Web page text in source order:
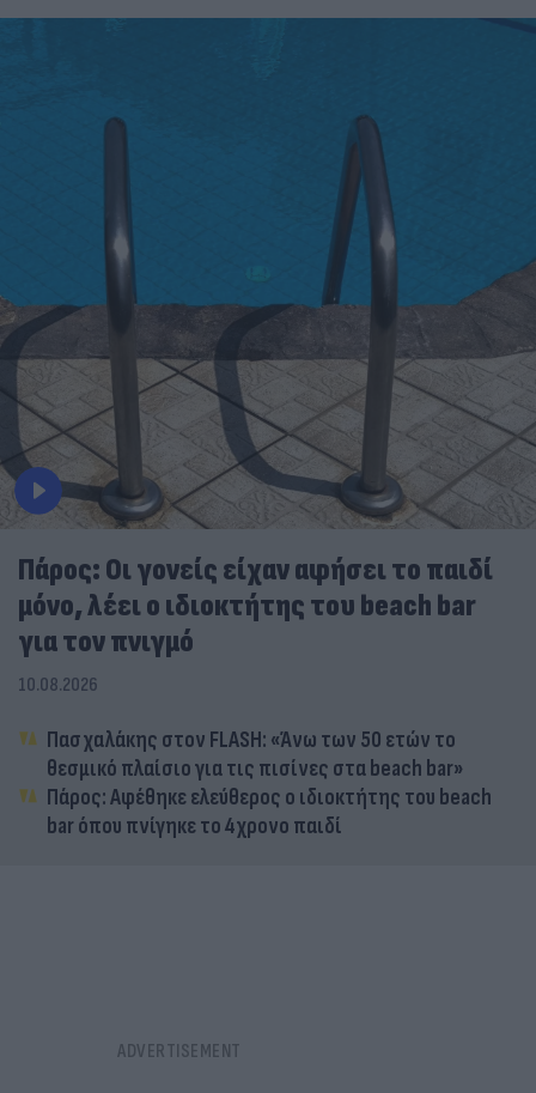
Πάρος: Οι γονείς είχαν αφήσει το παιδί
μόνο, λέει ο ιδιοκτήτης του beach bar
για τον πνιγμό
10.08.2026
Πασχαλάκης στον FLASH: «Άνω των 50 ετών το
θεσμικό πλαίσιο για τις πισίνες στα beach bar»
Πάρος: Αφέθηκε ελεύθερος ο ιδιοκτήτης του beach
bar όπου πνίγηκε το 4χρονο παιδί